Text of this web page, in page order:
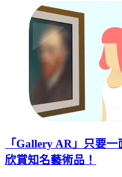
「Gallery AR」只要
欣賞知名藝術品！